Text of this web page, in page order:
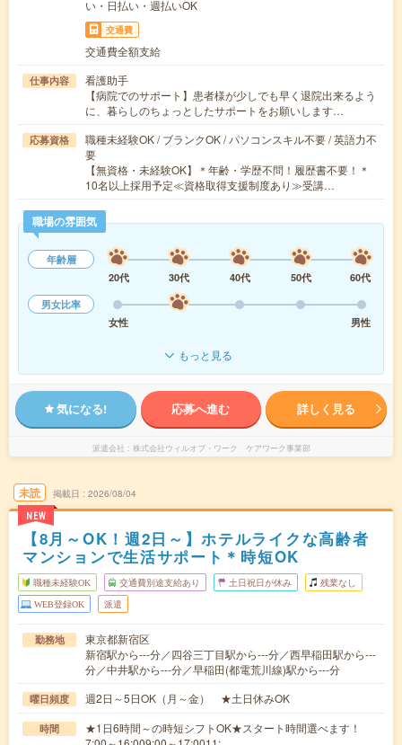
い・日払い・週払いOK
交通費
交通費全額支給
仕事内容
看護助手
【病院でのサポート】患者様が少しでも早く退院出来るよう
に、暮らしのちょっとしたサポートをお願いします…
応募資格
職種未経験OK / ブランクOK / パソコンスキル不要 / 英語力不
要
【無資格・未経験OK】＊年齢・学歴不問！履歴書不要！＊
10名以上採用予定≪資格取得支援制度あり≫受講…
職場の雰囲気
年齢層
20代
30代 40代 50代
60代
男女比率
女性
男性
もっと見る
気になる! 応募へ進む 詳しく見る
派遣会社 株式会社ウィルオブ・ワーク ケアワーク事業部
未読
NEW
掲載日 2026/08/04
【8月～OK！週2日～】ホテルライクな高齢者
マンションで生活サポート＊時短OK
職種未経験OK 交通費別途支給あり 土日祝日が休み 残業なし
WEB登録OK 派遣
勤務地
東京都新宿区
新宿駅から---分／四谷三丁目駅から---分／西早稲田駅から---
分／中井駅から---分／早稲田(都電荒川線)駅から---分
曜日頻度 週2日～5日OK（月～金） ★土日休みOK
時間
★1日6時間～の時短シフトOK★スタート時間選べます！